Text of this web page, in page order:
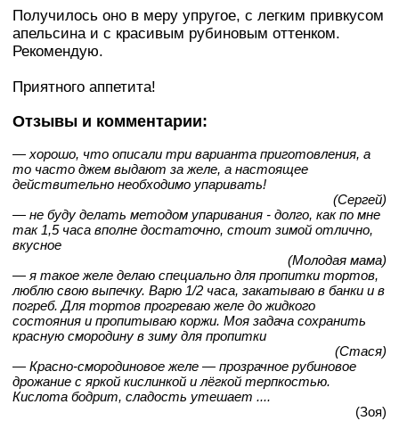
Получилось оно в меру упругое, с легким привкусом
апельсина и с красивым рубиновым оттенком.
Рекомендую.
Приятного аппетита!
Отзывы и комментарии:
— хорошо, что описали три варианта приготовления, а
то часто джем выдают за желе, а настоящее
действительно необходимо упаривать!
(Сергей)
— не буду делать методом упаривания - долго, как по мне
так 1,5 часа вполне достаточно, стоит зимой отлично,
вкусное
(Молодая мама)
— я такое желе делаю специально для пропитки тортов,
люблю свою выпечку. Варю 1/2 часа, закатываю в банки и в
погреб. Для тортов прогреваю желе до жидкого
состояния и пропитываю коржи. Моя задача сохранить
красную смородину в зиму для пропитки
(Стася)
— Красно-смородиновое желе — прозрачное рубиновое
дрожание с яркой кислинкой и лёгкой терпкостью.
Кислота бодрит, сладость утешает ....
(Зоя)